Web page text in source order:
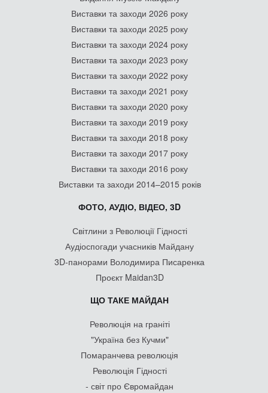
Виставки та заходи 2026 року
Виставки та заходи 2025 року
Виставки та заходи 2024 року
Виставки та заходи 2023 року
Виставки та заходи 2022 року
Виставки та заходи 2021 року
Виставки та заходи 2020 року
Виставки та заходи 2019 року
Виставки та заходи 2018 року
Виставки та заходи 2017 року
Виставки та заходи 2016 року
Виставки та заходи 2014–2015 років
ФОТО, АУДІО, ВІДЕО, 3D
Світлини з Революції Гідності
Аудіоспогади учасників Майдану
3D-панорами Володимира Писаренка
Проєкт Maidan3D
ЩО ТАКЕ МАЙДАН
Революція на граніті
"Україна без Кучми"
Помаранчева революція
Революція Гідності
- світ про Євромайдан